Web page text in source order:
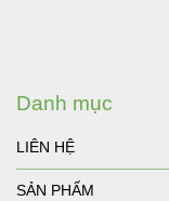
Danh mục
LIÊN HỆ
SẢN PHẨM